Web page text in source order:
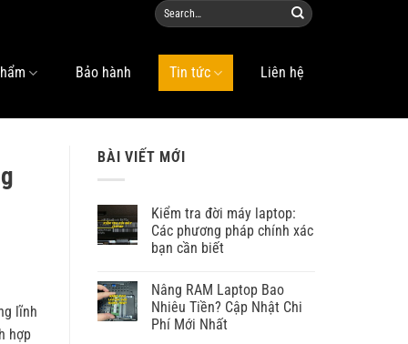
Bảo hành Tin tức Liên hệ
lĩnh
hợp
BÀI VIẾT MỚI
Kiểm tra đời máy laptop:
Các phương pháp chính xác
bạn cần biết
Nâng RAM Laptop Bao
Nhiêu Tiền? Cập Nhật Chi
Phí Mới Nhất